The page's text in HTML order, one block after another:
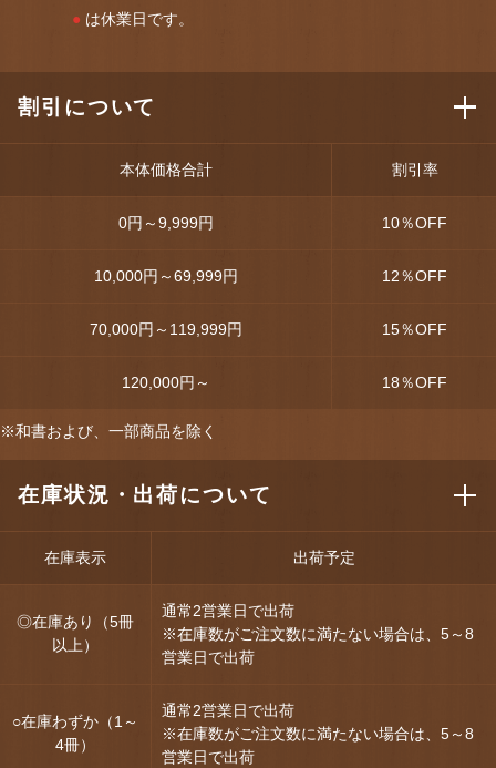
● は休業日です。
割引について
本体価格合計 割引率
0円～9,999円 10％OFF
10,000円～69,999円 12％OFF
70,000円～119,999円 15％OFF
120,000円～ 18％OFF
※和書および、一部商品を除く
在庫状況・出荷について
在庫表示 出荷予定
◎在庫あり（5冊
以上）
通常2営業日で出荷
※在庫数がご注文数に満たない場合は、5～8
営業日で出荷
○在庫わずか（1～
4冊）
通常2営業日で出荷
※在庫数がご注文数に満たない場合は、5～8
営業日で出荷